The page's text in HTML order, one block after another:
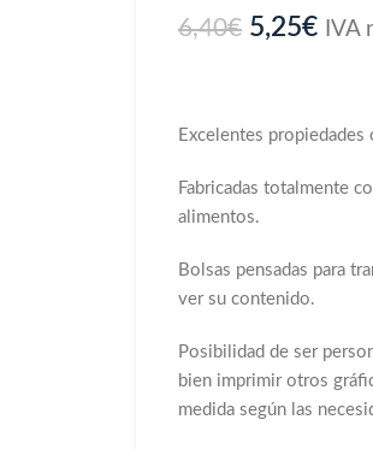
6,40€ 5,25€ IVA
Excelentes
Fabricadas totalmente
alimentos.
Bolsas pensadas para
ver su contenido.
Posibilidad de ser
bien imprimir otros
medida según las